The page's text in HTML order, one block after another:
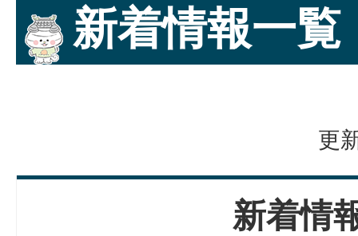
新着情報一覧
更
新着情